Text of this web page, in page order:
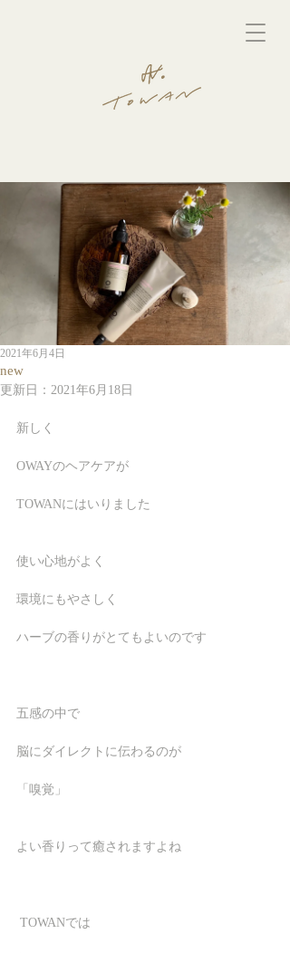
new
2021年6月4日
更新日： 2021年6月18日
新しく
OWAYのヘアケアが
TOWANにはいりました
使い心地がよく
環境にもやさしく
ハーブの香りがとてもよいのです
五感の中で
脳にダイレクトに伝わるのが
「嗅覚」
よい香りって癒されますよね
TOWANでは